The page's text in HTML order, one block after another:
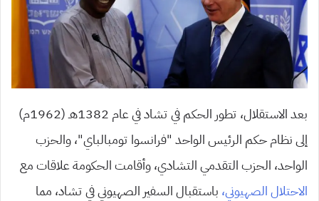
بعد الاستقلال، تطور الحكم في تشاد في عام 1382هـ (1962م)
إلى نظام حكم الرئيس الواحد “فرانسوا تومبالباي”، والحزب
الواحد، الحزب التقدمي التشادي، وأقامت الحكومة علاقات مع
الاحتلال الصهيوني، باستقبال السفير الصهيوني في تشاد، مما